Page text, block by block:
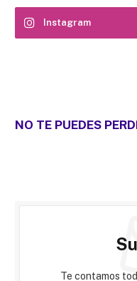
Instagram
NO TE PUEDES
Te contamos